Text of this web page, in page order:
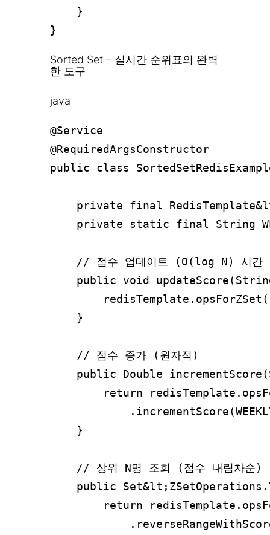
    }
Sorted Set – 실시간 순위표의 완벽
한 도구
java
@Service
@RequiredArgsConstructor
public class
private final
private static final String
// 점수 업데이트 (O(log N) 시간
public void
    }
    // 점수 증가 (원자적)
public Double
return
    }
    // 상위 N명 조회 (점수 내림차순)
public
return